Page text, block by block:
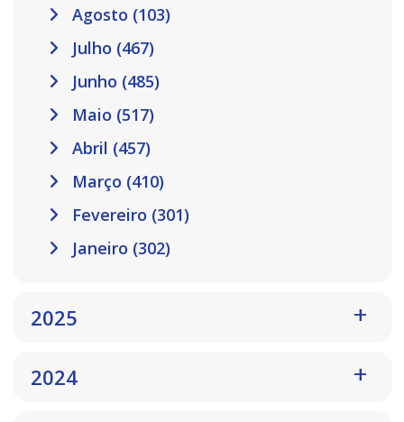
Agosto (103)
Julho (467)
Junho (485)
Maio (517)
Abril (457)
Março (410)
Fevereiro (301)
Janeiro (302)
2025
2024